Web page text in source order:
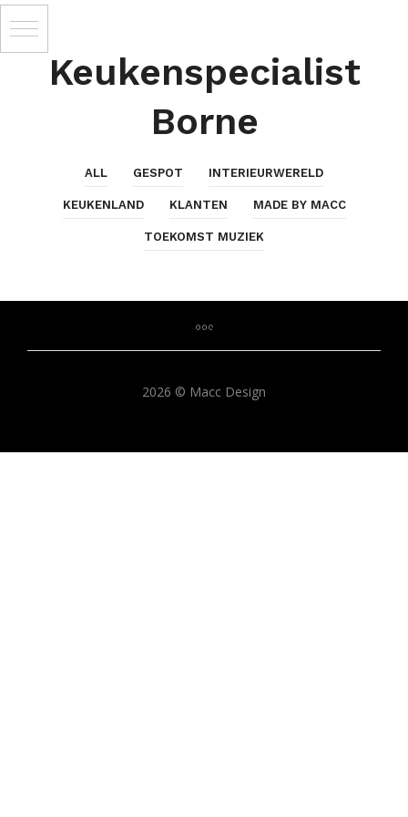
Keukenspecialist
Borne
ALL GESPOT INTERIEURWERELD
KEUKENLAND KLANTEN MADE BY MACC
TOEKOMST MUZIEK
2026 © Macc Design